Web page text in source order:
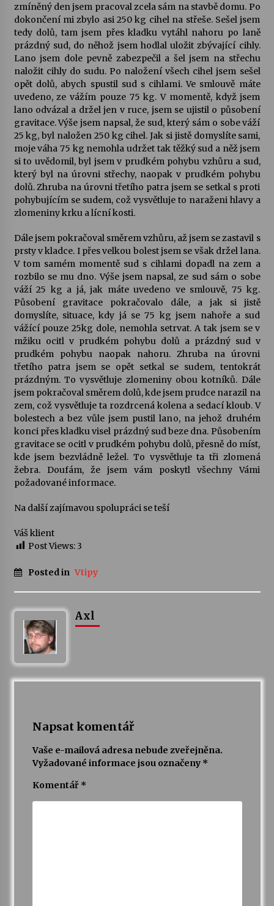
šedesátka: 28. 7.–1. 8. 2026
28. 7. 2026
Letní koncerty ve Stromovce: Kolchoz a
Jenakaši
28. 7. 2026
Votavžatský ploty
23. 7. 2026
Letní koncerty ve Stromovce: Rufus Miller
22. 7. 2026
Vysočinka
17. 7. 2026
Ozvěny prázdnin
14. 7. 2026
Za kulturou kousek za Humpolec. V Želivě ožije
odkaz Josefa Čapka
13. 7. 2026
Varhanní recitál Michala Novenka v Klášteře
Želiv
3. 7. 2026
Petr Adamec – Malovaný svět
30. 6. 2026
zmíněný den jsem pracoval zcela sám na stavbě domu. Po
dokončení mi zbylo asi 250 kg cihel na střeše. Sešel jsem
tedy dolů, tam jsem přes kladku vytáhl nahoru po laně
prázdný sud, do něhož jsem hodlal uložit zbývající cihly.
Lano jsem dole pevně zabezpečil a šel jsem na střechu
naložit cihly do sudu. Po naložení všech cihel jsem sešel
opět dolů, abych spustil sud s cihlami. Ve smlouvě máte
uvedeno, ze vážím pouze 75 kg. V momentě, když jsem
lano odvázal a držel jen v ruce, jsem se ujistil o působení
gravitace. Výše jsem napsal, že sud, který sám o sobe váží
25 kg, byl naložen 250 kg cihel. Jak si jistě domyslíte sami,
moje váha 75 kg nemohla udržet tak těžký sud a něž jsem
si to uvědomil, byl jsem v prudkém pohybu vzhůru a sud,
který byl na úrovni střechy, naopak v prudkém pohybu
dolů. Zhruba na úrovni třetího patra jsem se setkal s proti
pohybujícím se sudem, což vysvětluje to naraženi hlavy a
zlomeniny krku a lícní kosti.
Dále jsem pokračoval směrem vzhůru, až jsem se zastavil s
prsty v kladce. I přes velkou bolest jsem se však držel lana.
V tom samém momentě sud s cihlami dopadl na zem a
rozbilo se mu dno. Výše jsem napsal, ze sud sám o sobe
váží 25 kg a já, jak máte uvedeno ve smlouvě, 75 kg.
Působení gravitace pokračovalo dále, a jak si jistě
domyslíte, situace, kdy já se 75 kg jsem nahoře a sud
vážící pouze 25kg dole, nemohla setrvat. A tak jsem se v
mžiku ocitl v prudkém pohybu dolů a prázdný sud v
prudkém pohybu naopak nahoru. Zhruba na úrovni
třetího patra jsem se opět setkal se sudem, tentokrát
prázdným. To vysvětluje zlomeniny obou kotníků. Dále
jsem pokračoval směrem dolů, kde jsem prudce narazil na
zem, což vysvětluje ta rozdrcená kolena a sedací kloub. V
bolestech a bez vůle jsem pustil lano, na jehož druhém
konci přes kladku visel prázdný sud beze dna. Působením
gravitace se ocitl v prudkém pohybu dolů, přesně do míst,
kde jsem bezvládně ležel. To vysvětluje ta tři zlomená
žebra. Doufám, že jsem vám poskytl všechny Vámi
požadované informace.
Na další zajímavou spolupráci se teší
Váš klient
Post Views:3
Posted in Vtipy
Axl
Napsat komentář
Vaše e-mailová adresa nebude zveřejněna.
Vyžadované informace jsou označeny *
Komentář *